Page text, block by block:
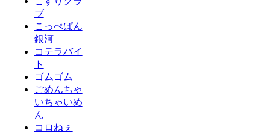
ブ
こっぺぱん
銀河
コテラバイ
ト
ゴムゴム
ごめんちゃ
いちゃいめ
ん
コロねぇ